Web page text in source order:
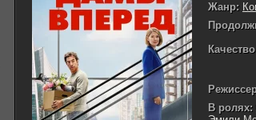
Жанр:
В ролях: